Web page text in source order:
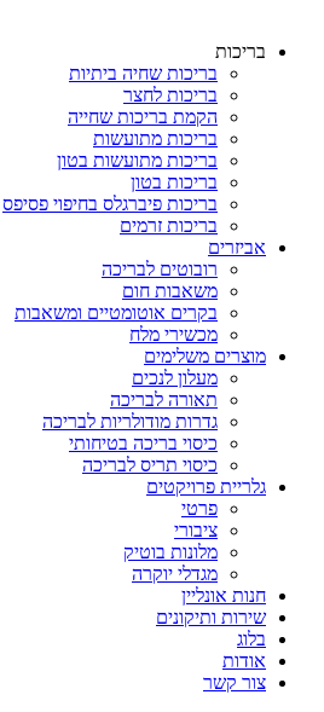
בריכות
בריכות שחיה ביתיות
בריכות לחצר
הקמת בריכות שחייה
בריכות מתועשות
בריכות מתועשות בטון
בריכות בטון
בריכות פיברגלס בחיפוי פסיפס
בריכות זרמים
אביזרים
רובוטים לבריכה
משאבות חום
בקרים אוטומטיים ומשאבות
מכשירי מלח
מוצרים משלימים
מעלון לנכים
תאורה לבריכה
גדרות מודולריות לבריכה
כיסוי בריכה בטיחותי
כיסוי תריס לבריכה
גלריית פרויקטים
פרטי
ציבורי
מלונות בוטיק
מגדלי יוקרה
חנות אונליין
שירות ותיקונים
בלוג
אודות
צור קשר